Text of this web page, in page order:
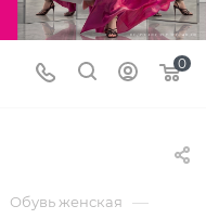
0
Обувь женская —